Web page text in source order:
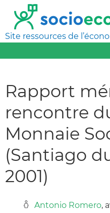
Site ressources de
Rapport
rencontre
Monnaie
(Santiago
2001)
Antonio Romero,